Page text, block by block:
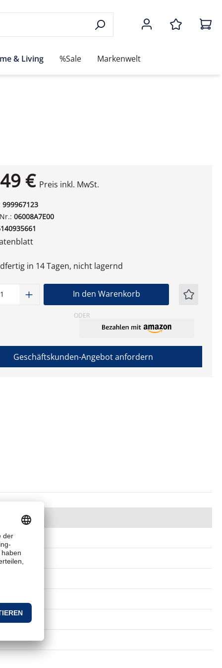
& Living %Sale Markenwelt
€ Preis inkl. MwSt.
999967123
06008A7E00
in 14 Tagen, nicht lagernd
Anzahl: Gib den gewünschten Wert
In den Warenkorb
ODER
Geschäftskunden-Angebot anfordern